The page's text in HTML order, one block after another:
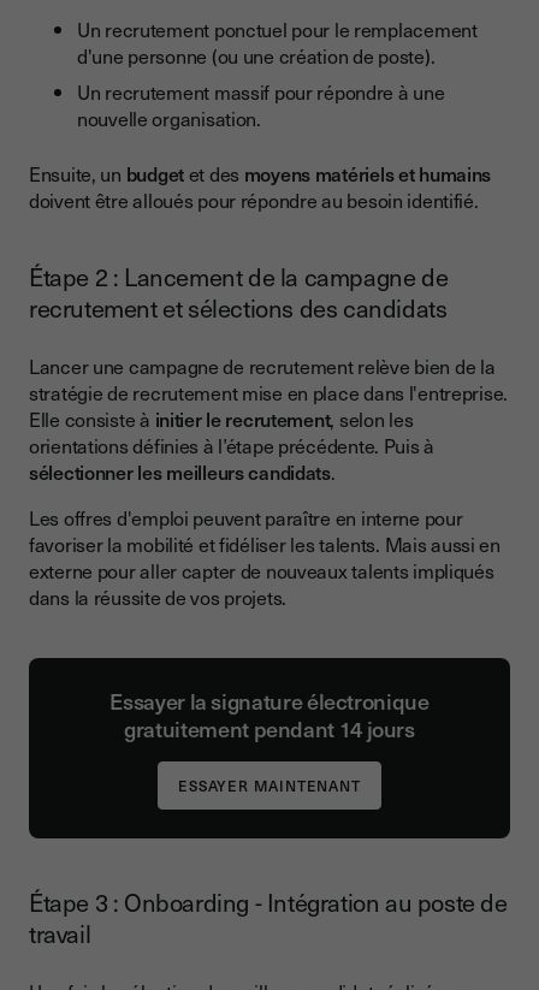
Un recrutement ponctuel pour le remplacement
d'une personne (ou une création de poste).
Un recrutement massif pour répondre à une
nouvelle organisation.
Ensuite, un budgetet des moyens matériels et humains
doivent être alloués pour répondre au besoin identifié.
Étape 2 : Lancement de la campagne de
recrutement et sélections des candidats
Lancer une campagne de recrutement relève bien de la
stratégie de recrutement mise en place dans l'entreprise.
Elle consiste à initier le recrutement, selon les
orientations définies à l’étape précédente. Puis à
sélectionner les meilleurs candidats.
Les offres d'emploi peuvent paraître en interne pour
favoriser la mobilité et fidéliser les talents. Mais aussi en
externe pour aller capter de nouveaux talents impliqués
dans la réussite de vos projets.
Essayer la signature électronique
gratuitement pendant 14 jours
Étape 3 : Onboarding - Intégration au poste de
travail